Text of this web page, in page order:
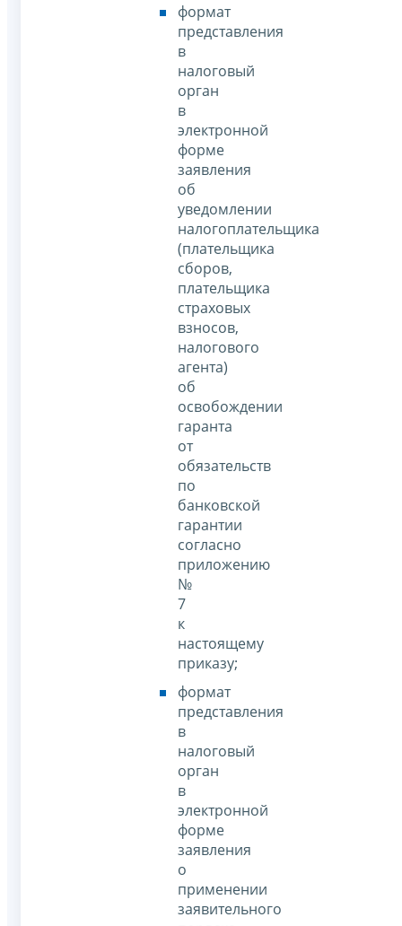
формат
представления
в
налоговый
орган
в
электронной
форме
заявления
об
уведомлении
налогоплательщика
(плательщика
сборов,
плательщика
страховых
взносов,
налогового
агента)
об
освобождении
гаранта
от
обязательств
по
банковской
гарантии
согласно
приложению
№
7
к
настоящему
приказу;
формат
представления
в
налоговый
орган
в
электронной
форме
заявления
о
применении
заявительного